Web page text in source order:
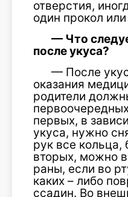
отверстия,
один прокол
— Что
после укуса?
— После
оказания
родители
первых, в
укуса, нужно
рук все
вторых, можно
раны, если во
каких – либо
ссадин. Во